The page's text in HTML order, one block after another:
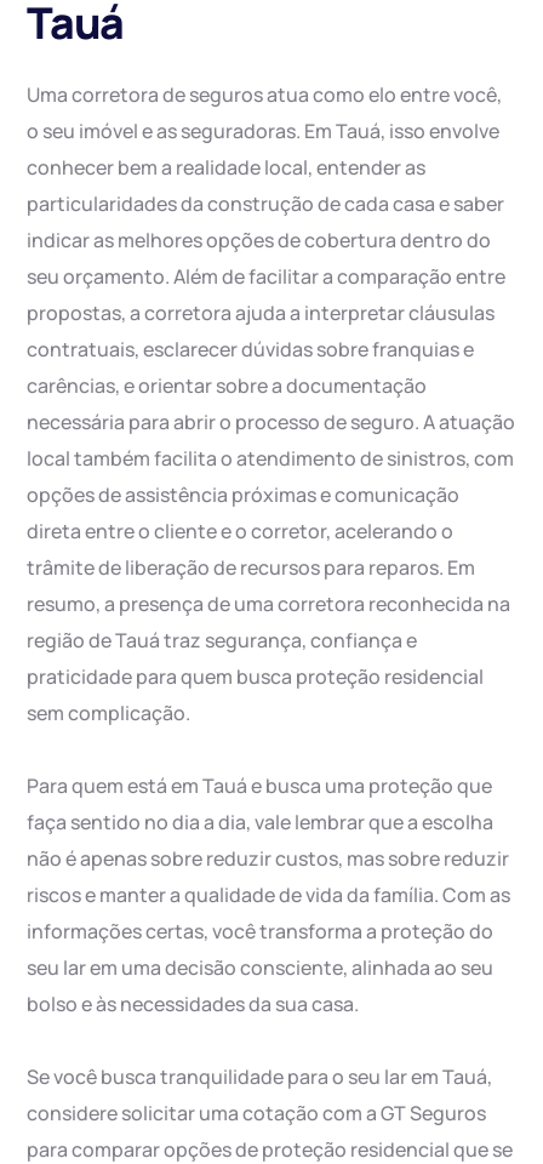
Tauá
Uma corretora de seguros atua como elo entre você,
o seu imóvel e as seguradoras. Em Tauá, isso envolve
conhecer bem a realidade local, entender as
particularidades da construção de cada casa e saber
indicar as melhores opções de cobertura dentro do
seu orçamento. Além de facilitar a comparação entre
propostas, a corretora ajuda a interpretar cláusulas
contratuais, esclarecer dúvidas sobre franquias e
carências, e orientar sobre a documentação
necessária para abrir o processo de seguro. A atuação
local também facilita o atendimento de sinistros, com
opções de assistência próximas e comunicação
direta entre o cliente e o corretor, acelerando o
trâmite de liberação de recursos para reparos. Em
resumo, a presença de uma corretora reconhecida na
região de Tauá traz segurança, confiança e
praticidade para quem busca proteção residencial
sem complicação.
Para quem está em Tauá e busca uma proteção que
faça sentido no dia a dia, vale lembrar que a escolha
não é apenas sobre reduzir custos, mas sobre reduzir
riscos e manter a qualidade de vida da família. Com as
informações certas, você transforma a proteção do
seu lar em uma decisão consciente, alinhada ao seu
bolso e às necessidades da sua casa.
Se você busca tranquilidade para o seu lar em Tauá,
considere solicitar uma cotação com a GT Seguros
para comparar opções de proteção residencial que se